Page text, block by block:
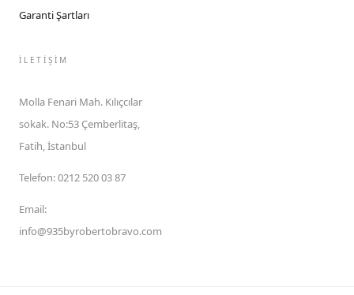
Garanti Şartları
İLETIŞIM
Molla Fenari Mah. Kılıçcılar
sokak. No:53 Çemberlitaş,
Fatih, İstanbul
Telefon:0212 520 03 87
Email:
info@935byrobertobravo.com